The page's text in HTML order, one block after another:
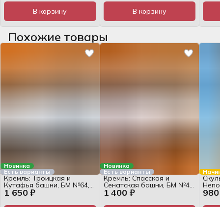
В корзину В корзину
Похожие товары
Новинка
Есть варианты
1 650 ₽
Кремль: Троицкая и
Кутафья башни, БМ №64,
1:250, журнал
Новинка
Есть варианты
1 400 ₽
Кремль: Спасская и
Сенатская башни, БМ №49,
1:250, журнал